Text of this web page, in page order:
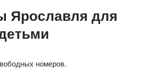
Ярославля для
номеров.